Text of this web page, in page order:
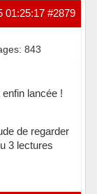
#2879
01:25:17
843
lancée !
de regarder
3 lectures